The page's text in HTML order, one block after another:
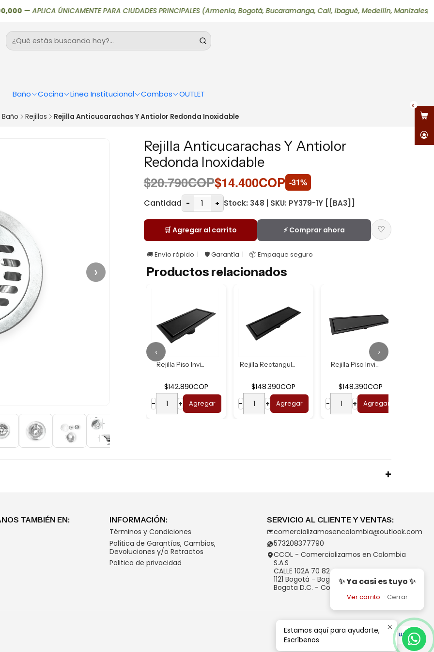
Baño Cocina Linea Institucional Combos OUTLET
0
—APLICA ÚNICAMENTE PARA CIUDADES PRINCIPALES (Armenia, Bogotá, Bucaramanga, Cali, Ibagué, Medellín, Manizales,
Baño Rejillas Rejilla Anticucarachas Y Antiolor Redonda Inoxidable
›
Rejilla Anticucarachas Y Antiolor
Redonda Inoxidable
$20.790COP$14.400COP -31%
Cantidad - + Stock: 348 | SKU: PY379-1Y [[BA3]]
🛒 Agregar al carrito ⚡ Comprar ahora ♡
🚚 Envío rápido 🛡️ Garantía 📦 Empaque seguro
Productos relacionados
Rejilla Piso Invi...
$142.890COP
−
+ Agregar
Rejilla Rectangul...
$148.390COP
−
+ Agregar
Rejilla Piso Invi...
$148.390COP
−
+ Agregar
‹ ›
✨ Ya casi es tuyo ✨
Ver carrito · Cerrar
TAMBIÉN EN:
INFORMACIÓN:
Términos y Condiciones
Política de Garantías, Cambios,
Devoluciones y/o Retractos
Politica de privacidad
SERVICIO AL CLIENTE Y VENTAS:
comercializamosencolombia@outlook.com
573208377790
CCOL - Comercializamos en Colombia
S.A.S
CALLE 102A 70 82
1121 Bogotá - Bogotá D.C.
Bogota D.C. - Colombia
Estamos aquí para ayudarte,
Escríbenos